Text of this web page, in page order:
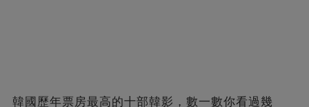
韓國歷年票房最高的十部韓影，數一數你看過幾